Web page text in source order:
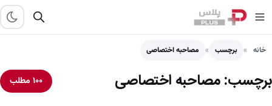
خانه برچسب مصاحبه اختصاصی
برچسب:مصاحبه اختصاصی ۱۰۰ مطلب